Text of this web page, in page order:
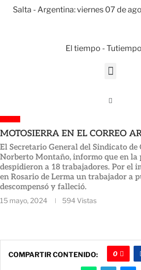
Salta - Argentina: viernes 07 de
El tiempo -
MOTOSIERRA EN EL CORREO
El Secretario General del Sindicato de
Norberto Montaño, informo que en la
despidieron a 18 trabajadores. Por el
en Rosario de Lerma un trabajador a
descompensó y falleció.
15 mayo, 2024 594 Vistas
COMPARTIR CONTENIDO: 0